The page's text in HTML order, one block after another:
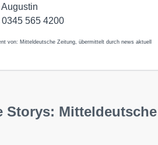
Augustin
0345 565 4200
von: Mitteldeutsche Zeitung, übermittelt durch news aktuell
Storys: